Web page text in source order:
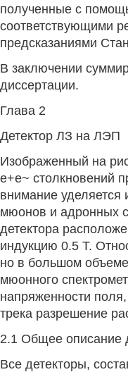
полученные с
соответствующими
предсказаниями
В заключении
диссертации.
Глава 2
Детектор ЛЗ на ЛЭП
Изображенный на
е+е~ столкновений
внимание уделяется
мюонов и адронных
детектора
индукцию 0.5 Т.
но в большом
мюонного
напряженности
трека разрешение
2.1 Общее описание
Все детекторы,